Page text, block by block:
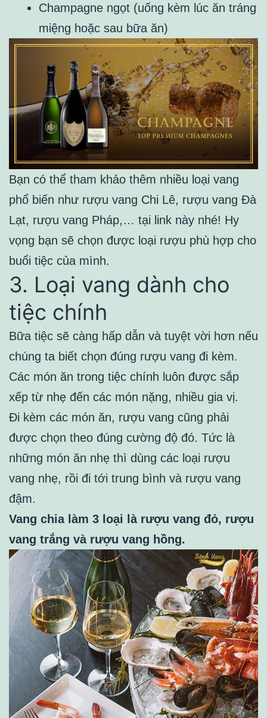
Champagne ngọt (uống kèm lúc ăn tráng
miệng hoặc sau bữa ăn)
Bạn có thể tham khảo thêm nhiều loại vang
phổ biến như rượu vang Chi Lê, rượu vang Đà
Lạt, rượu vang Pháp,… tại link này nhé! Hy
vọng bạn sẽ chọn được loại rượu phù hợp cho
buổi tiệc của mình.
3. Loại vang dành cho
tiệc chính
Bữa tiệc sẽ càng hấp dẫn và tuyệt vời hơn nếu
chúng ta biết chọn đúng rượu vang đi kèm.
Các món ăn trong tiệc chính luôn được sắp
xếp từ nhẹ đến các món nặng, nhiều gia vị.
Đi kèm các món ăn, rượu vang cũng phải
được chọn theo đúng cường độ đó. Tức là
những món ăn nhẹ thì dùng các loại rượu
vang nhẹ, rồi đi tới trung bình và rượu vang
đậm.
Vang chia làm 3 loại là rượu vang đỏ, rượu
vang trắng và rượu vang hồng.